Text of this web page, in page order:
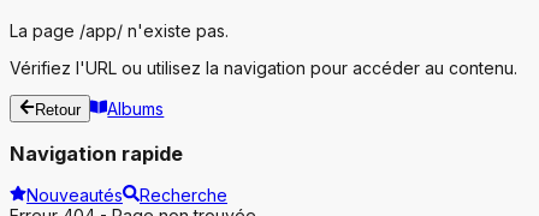
La page /app/ n'existe pas.
Vérifiez l'URL ou utilisez la navigation pour accéder au contenu.
Retour Albums
Navigation rapide
Nouveautés
Recherche